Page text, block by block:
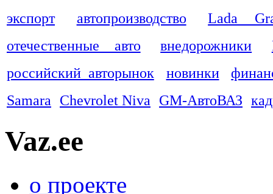
экспорт
автопроизводство
Lada
отечественные авто
внедорожники
российский авторынок
новинки
Samara
Chevrolet Niva GM-АвтоВАЗ
Vaz.ee
о проекте